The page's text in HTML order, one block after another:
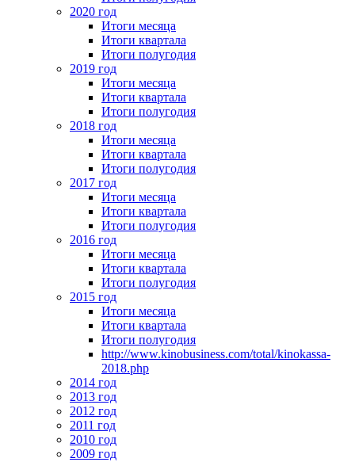
2020 год
Итоги месяца
Итоги квартала
Итоги полугодия
2019 год
Итоги месяца
Итоги квартала
Итоги полугодия
2018 год
Итоги месяца
Итоги квартала
Итоги полугодия
2017 год
Итоги месяца
Итоги квартала
Итоги полугодия
2016 год
Итоги месяца
Итоги квартала
Итоги полугодия
2015 год
Итоги месяца
Итоги квартала
Итоги полугодия
http://www.kinobusiness.com/total/kinokassa-
2018.php
2014 год
2013 год
2012 год
2011 год
2010 год
2009 год